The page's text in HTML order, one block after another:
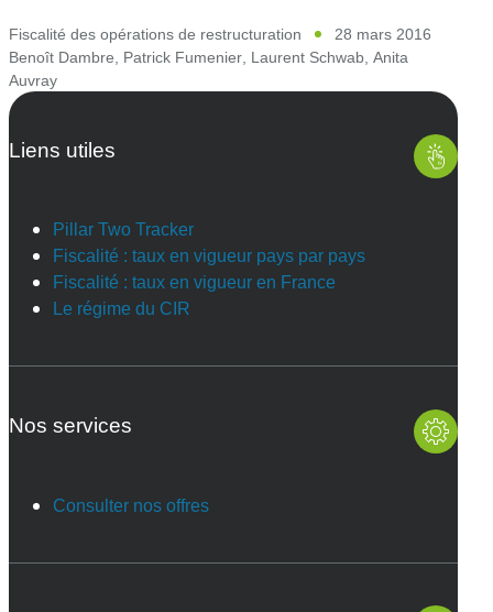
Fiscalité des opérations de restructuration
28 mars 2016
Benoît Dambre, Patrick Fumenier, Laurent Schwab, Anita
Auvray
Liens utiles
Pillar Two Tracker
Fiscalité : taux en vigueur pays par pays
Fiscalité : taux en vigueur en France
Le régime du CIR
Nos services
Consulter nos offres